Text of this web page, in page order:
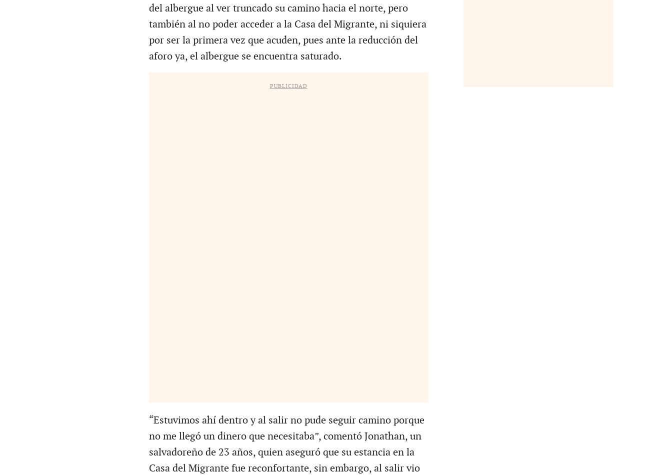
del albergue al ver truncado su camino hacia el norte, pero
también al no poder acceder a la Casa del Migrante, ni siquiera
por ser la primera vez que acuden, pues ante la reducción del
aforo ya, el albergue se encuentra saturado.
PUBLICIDAD
“Estuvimos ahí dentro y al salir no pude seguir camino porque
no me llegó un dinero que necesitaba”, comentó Jonathan, un
salvadoreño de 23 años, quien aseguró que su estancia en la
Casa del Migrante fue reconfortante, sin embargo, al salir vio